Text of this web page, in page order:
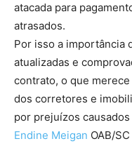
atacada para
atrasados.
Por isso a importância
atualizadas e
contrato, o que
dos corretores e
por prejuízos
Endine Meigan OAB/